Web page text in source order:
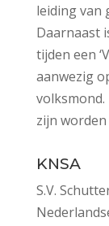
leiding van
Daarnaast
tijden een
aanwezig
zijn
KNSA
S.V.